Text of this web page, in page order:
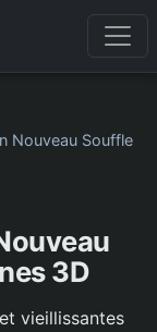
Nouveau Souffle
3D
vieillissantes